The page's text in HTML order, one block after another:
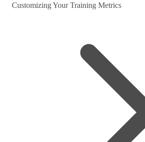
Customizing Your Training Metrics